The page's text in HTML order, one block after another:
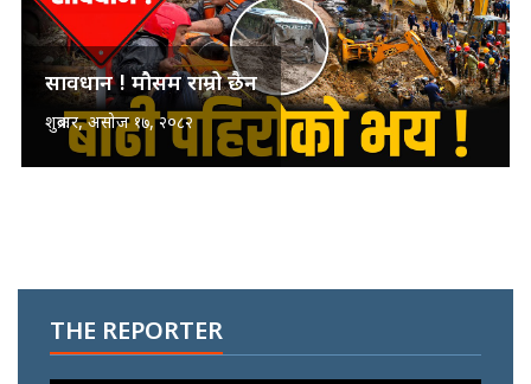
सावधान ! मौसम राम्रो छैन
शुक्रबार, असोज १७, २०८२
THE REPORTER